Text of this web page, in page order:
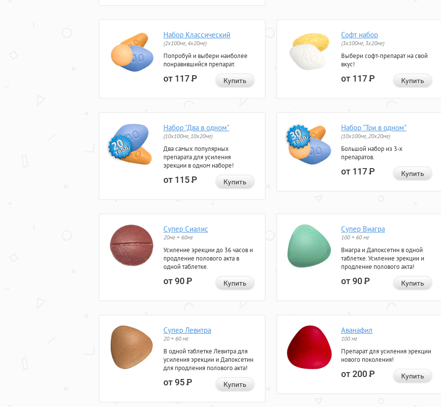
Набор Классический
(2x100мг, 4x20мг)
Попробуй и выбери наиболее
понравившийся препарат.
от 117Р Купить
Софт набор
(3x100мг, 3x20мг)
Выбери софт-препарат на свой
вкус!
от 117Р Купить
Набор "Два в одном"
(10x100мг, 10x20мг)
Два самых популярных
препарата для усиления
эрекции в одном наборе!
от 115Р Купить
Набор "Три в одном"
(10x100мг, 20x20мг)
Большой набор из 3-х
препаратов.
от 117Р Купить
Супер Сиалис
20мг + 60мг
Усиление эрекции до 36 часов и
продление полового акта в
одной таблетке.
от 90Р Купить
Супер Виагра
100 + 60 мг
Виагра и Дапоксетин в одной
таблетке. Усиление эрекции и
продление полового акта!
от 90Р Купить
Супер Левитра
20 + 60 мг
В одной таблетке Левитра для
усиления эрекции и Дапоксетин
для продления полового акта!
от 95Р Купить
Аванафил
100 мг
Препарат для усиления эрекции
нового поколения!
от 200Р Купить